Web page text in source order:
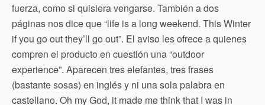
fuerza, como si quisiera vengarse. También a dos
páginas nos dice que “life is a long weekend. This Winter
if you go out they’ll go out”. El aviso les ofrece a quienes
compren el producto en cuestión una “outdoor
experience”. Aparecen tres elefantes, tres frases
(bastante sosas) en inglés y ni una sola palabra en
castellano. Oh my God, it made me think that I was in